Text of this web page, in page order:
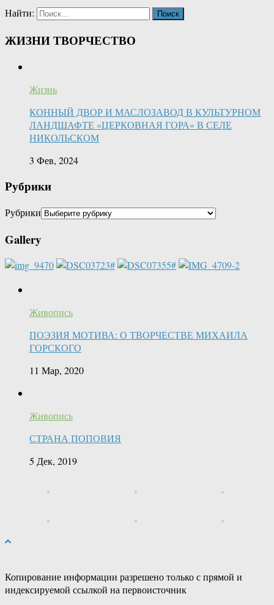
Найти:
ЖИЗНИ ТВОРЧЕСТВО
Жизнь
КОННЫЙ ДВОР И МАСЛОЗАВОД В КУЛЬТУРНОМ
ЛАНДШАФТЕ «ЦЕРКОВНАЯ ГОРА» В СЕЛЕ
НИКОЛЬСКОМ
3 Фев, 2024
Рубрики
Рубрики
Gallery
Живопись
ПОЭЗИЯ МОТИВА: О ТВОРЧЕСТВЕ МИХАИЛА
ГОРСКОГО
11 Мар, 2020
Живопись
СТРАНА ПОПОВИЯ
5 Дек, 2019
Копирование информации разрешено только с прямой и
индексируемой ссылкой на первоисточник